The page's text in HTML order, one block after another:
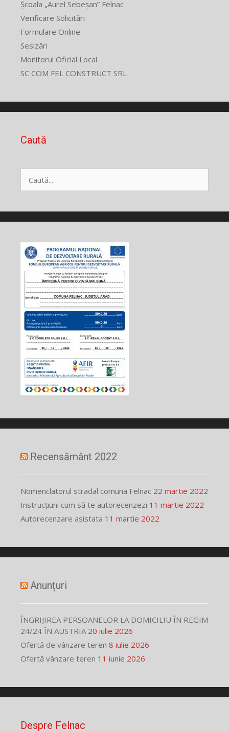
Școala „Aurel Sebeșan” Felnac
Verificare Solicitări
Formulare Online
Sesizări
Monitorul Oficial Local
SC COM FEL CONSTRUCT SRL
Caută
după:
Recensământ 2022
Nomenclatorul stradal comuna Felnac 22 martie 2022
Instrucțiuni cum să te autorecenzezi 11 martie 2022
Autorecenzare asistata 11 martie 2022
Anunțuri
ÎNGRIJIREA PERSOANELOR LA DOMICILIU ÎN REGIM
24/24 ÎN AUSTRIA 20 iulie 2026
Ofertă de vânzare teren 8 iulie 2026
Ofertă vânzare teren 11 iunie 2026
Despre Felnac